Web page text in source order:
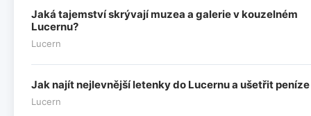
Jaká tajemství skrývají muzea a galerie v kouzelném
Lucernu?
Lucern
Jak najít nejlevnější letenky do Lucernu a ušetřit peníze
Lucern